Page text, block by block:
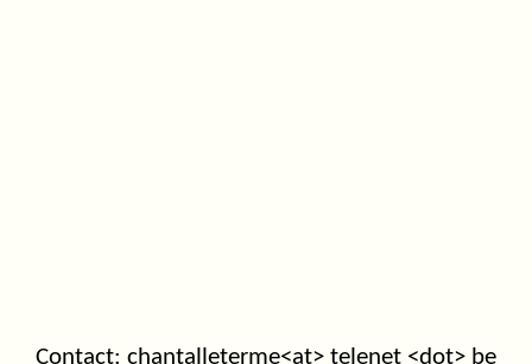
Contact: chantalleterme<at> telenet <dot> be